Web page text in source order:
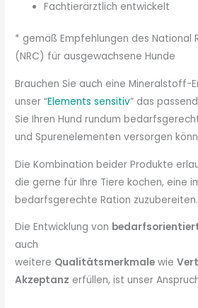
Fachtierärztlich entwickelt
* gemäß Empfehlungen des National
(NRC) für ausgewachsene Hunde
Brauchen Sie auch eine Mineralstoff-
unser “Elements sensitiv” das
Sie Ihren Hund rundum
und Spurenelementen versorgen
Die Kombination beider Produkte
die gerne für Ihre Tiere kochen, eine
bedarfsgerechte Ration zuzubereiten.
Die Entwicklung von
auch
weitere Qualitätsmerkmale wie
Akzeptanz erfüllen, ist unser